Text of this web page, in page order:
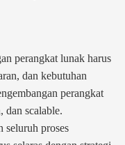
perangkat lunak harus
dan kebutuhan
perangkat
dan scalable.
seluruh proses